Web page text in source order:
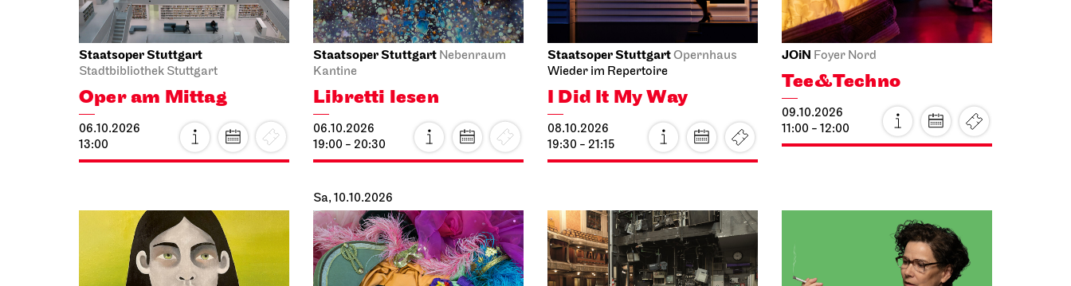
Staatsoper Stuttgart
Stadtbibliothek Stuttgart
Oper am Mittag
06.10.2026
13:00
Staatsoper Stuttgart Nebenraum
Kantine
Libretti lesen
06.10.2026
19:00 - 20:30
Staatsoper StuttgartOpernhaus
Wieder im Repertoire
I Did It My Way
08.10.2026
19:30 - 21:15
JOiN Foyer Nord
Tee&Techno
09.10.2026
11:00 - 12:00
Sa, 10.10.2026